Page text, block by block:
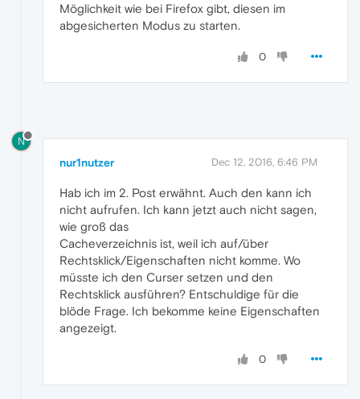
Möglichkeit wie bei Firefox gibt, diesen im
abgesicherten Modus zu starten.
0
N
nur1nutzer Dec 12, 2016, 6:46 PM
Hab ich im 2. Post erwähnt. Auch den kann ich
nicht aufrufen. Ich kann jetzt auch nicht sagen,
wie groß das
Cacheverzeichnis ist, weil ich auf/über
Rechtsklick/Eigenschaften nicht komme. Wo
müsste ich den Curser setzen und den
Rechtsklick ausführen? Entschuldige für die
blöde Frage. Ich bekomme keine Eigenschaften
angezeigt.
0